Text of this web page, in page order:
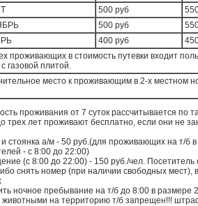
500 руб
500 руб
400 руб
проживающих в стоимость путевки входит
газовой плитой.
место к проживающим в 2-х местном
проживания от 7 суток рассчитывается по
трех лет проживают бесплатно, если они не
стоянка а/м - 50 руб.(для проживающих на т/б в
- с 8:00 до 22:00)
(с 8:00 до 22:00) - 150 руб./чел. Посетитель
снять номер (при наличии свободных мест), в
ночное пребывание на т/б до 8:00 в размере
животными на территорию т/б запрещен!!!